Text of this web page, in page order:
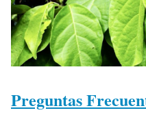
Preguntas